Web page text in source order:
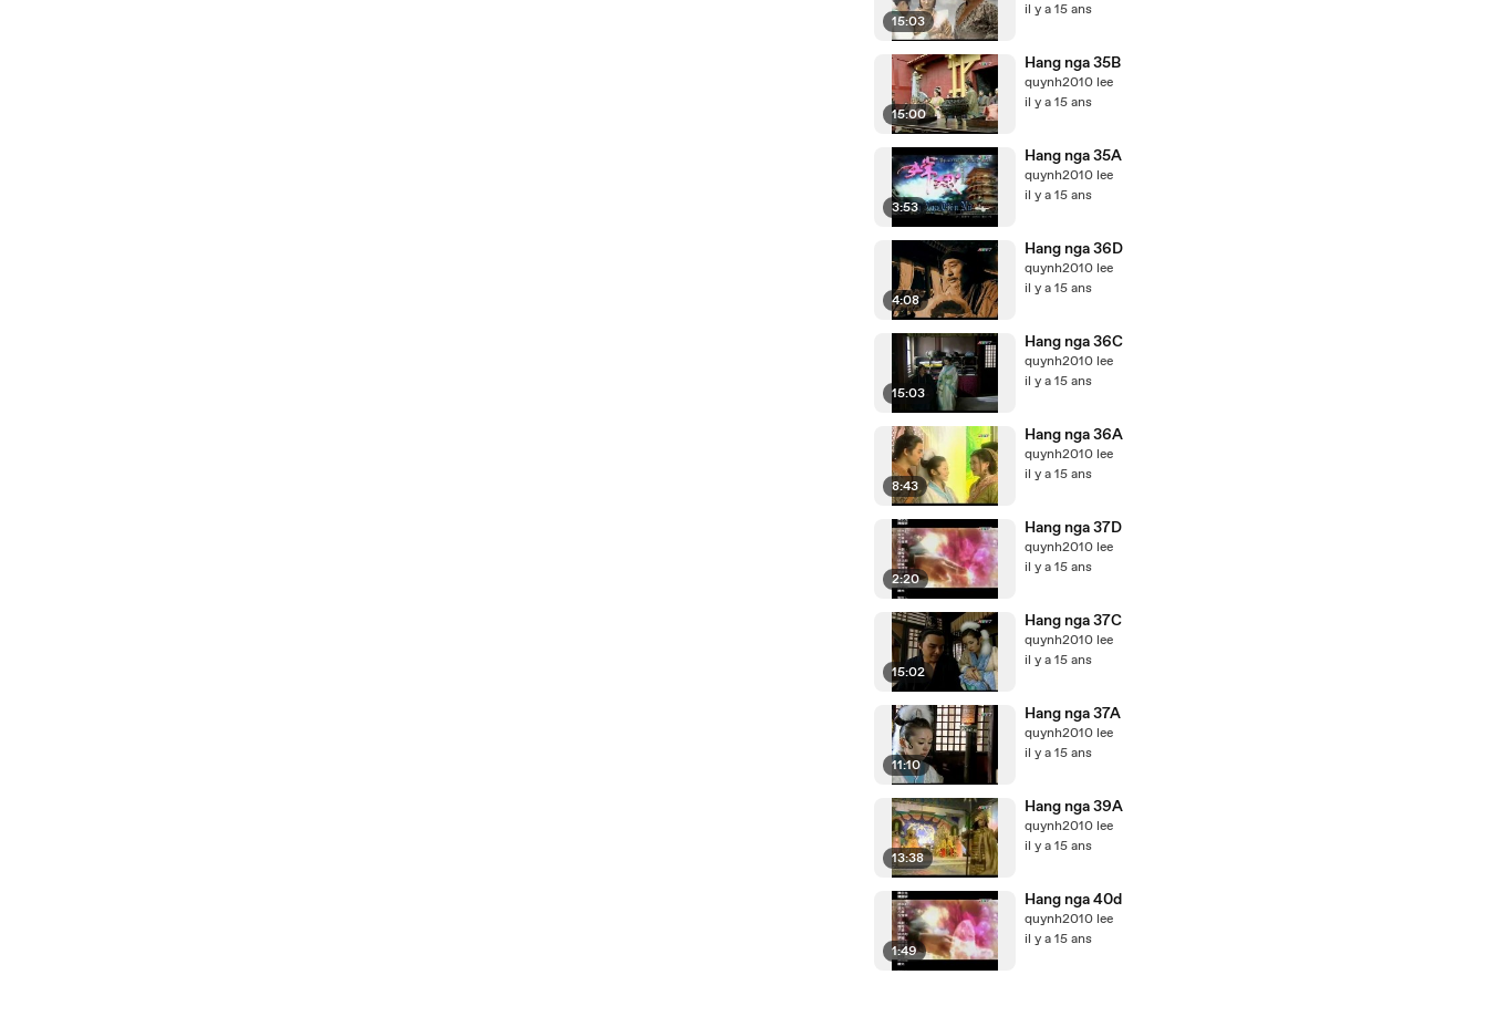
15:03
il y a 15 ans
15:00
Hang nga 35B
quynh2010 lee
il y a 15 ans
3:53
Hang nga 35A
quynh2010 lee
il y a 15 ans
4:08
Hang nga 36D
quynh2010 lee
il y a 15 ans
15:03
Hang nga 36C
quynh2010 lee
il y a 15 ans
8:43
Hang nga 36A
quynh2010 lee
il y a 15 ans
2:20
Hang nga 37D
quynh2010 lee
il y a 15 ans
15:02
Hang nga 37C
quynh2010 lee
il y a 15 ans
11:10
Hang nga 37A
quynh2010 lee
il y a 15 ans
13:38
Hang nga 39A
quynh2010 lee
il y a 15 ans
1:49
Hang nga 40d
quynh2010 lee
il y a 15 ans